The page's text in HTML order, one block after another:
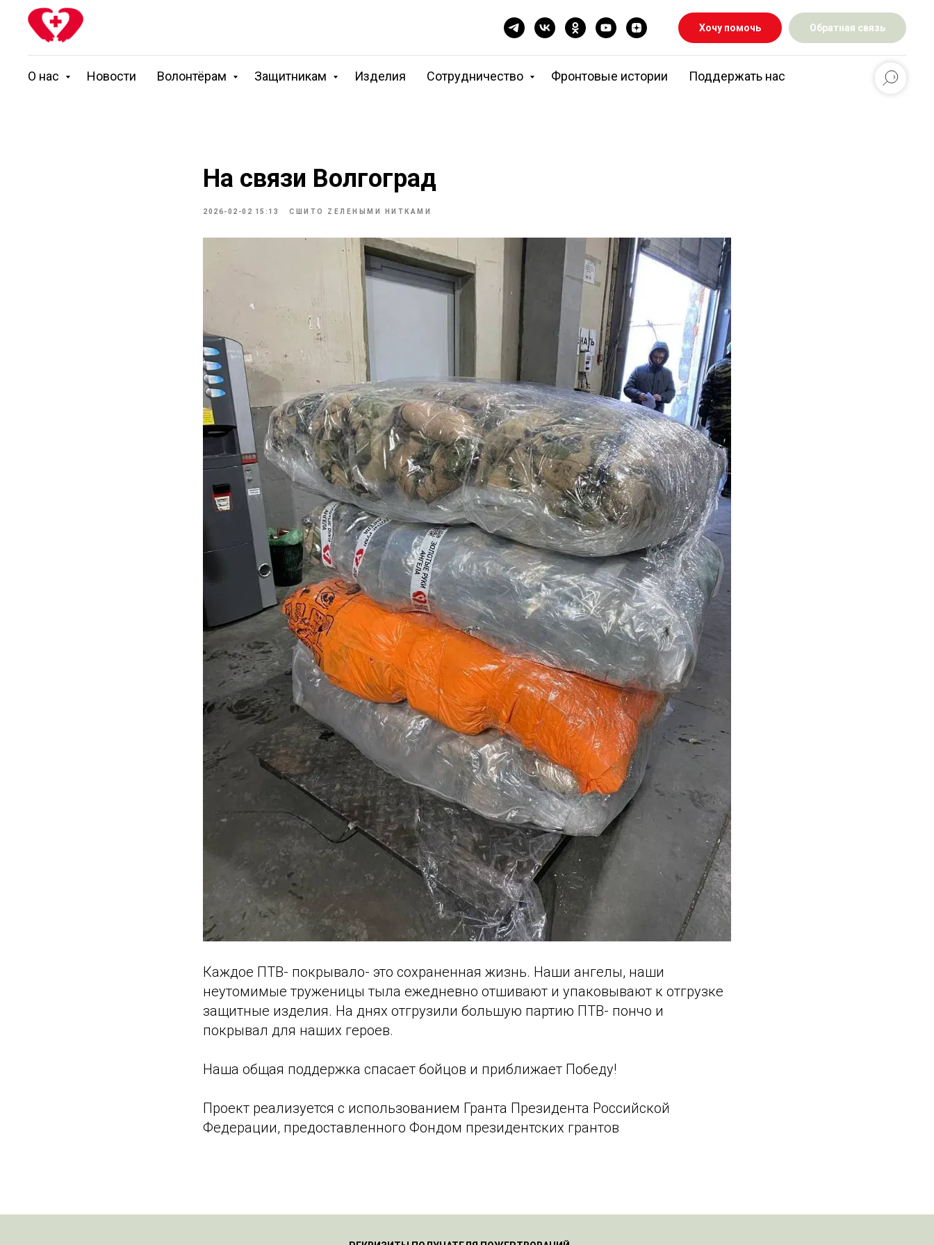
Хочу помочь Обратная связь
О нас Новости Волонтёрам Защитникам Изделия Сотрудничество Фронтовые истории Поддержать нас
На связи Волгоград
2026-02-02 15:13 СШИТО ZЕЛЕНЫМИ НИТКАМИ
Каждое ПТВ- покрывало- это сохраненная жизнь. Наши ангелы, наши
неутомимые труженицы тыла ежедневно отшивают и упаковывают к отгрузке
защитные изделия. На днях отгрузили большую партию ПТВ- пончо и
покрывал для наших героев.
Наша общая поддержка спасает бойцов и приближает Победу!
Проект реализуется с использованием Гранта Президента Российской
Федерации, предоставленного Фондом президентских грантов